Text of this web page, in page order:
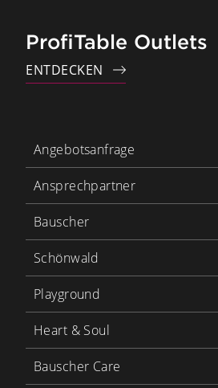
ProfiTable Outlets
ENTDECKEN
Angebotsanfrage
Ansprechpartner
Bauscher
Schönwald
Playground
Heart & Soul
Bauscher Care